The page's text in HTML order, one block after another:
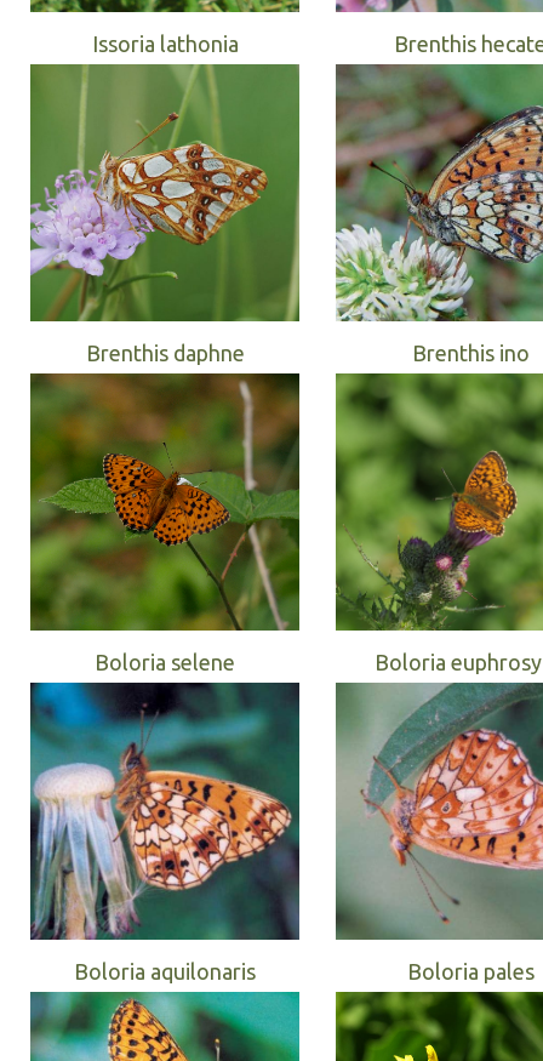
Issoria lathonia Brenthis
Brenthis daphne Brenthis ino
Boloria selene Boloria
Boloria aquilonaris Boloria pales